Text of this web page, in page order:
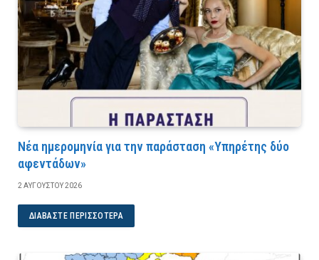
Νέα ημερομηνία για την παράσταση «Υπηρέτης δύο
αφεντάδων»
2 ΑΥΓΟΎΣΤΟΥ 2026
ΔΙΑΒΆΣΤΕ ΠΕΡΙΣΣΌΤΕΡΑ